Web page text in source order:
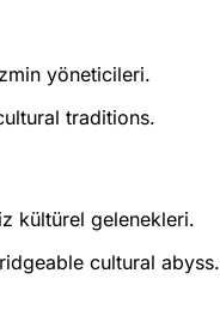
yöneticileri.
traditions.
kültürel gelenekleri.
cultural abyss.